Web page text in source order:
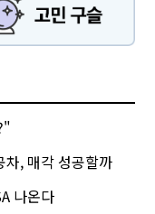
, 매각 성공할까
나온다